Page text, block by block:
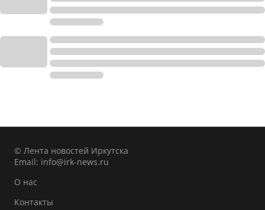
© Лента новостей Иркутска
Email: info@irk-news.ru
О нас
Контакты